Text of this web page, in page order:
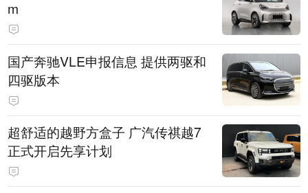
m
国产奔驰VLE申报信息 提供两驱和
四驱版本
超舒适的越野方盒子 广汽传祺越7
正式开启先享计划